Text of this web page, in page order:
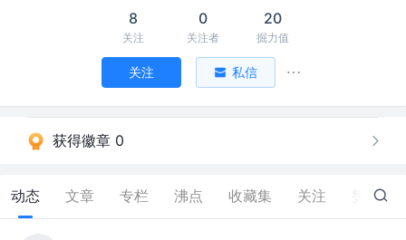
8
关注
0
关注者
20
掘力值
关注 私信
获得徽章 0
动态 文章 专栏 沸点 收藏集 关注 0